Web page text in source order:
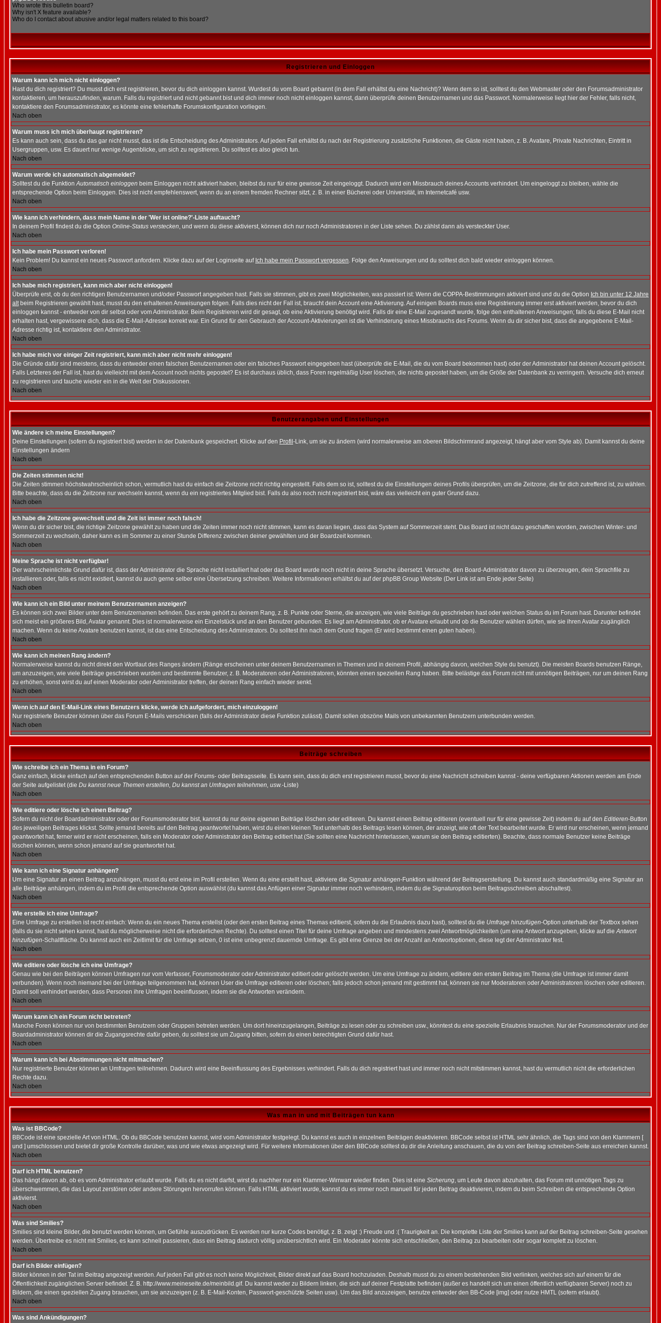
Who wrote this bulletin board?
Why isn't X feature available?
Who do I contact about abusive and/or legal matters related to this board?
Registrieren und Einloggen
Warum kann ich mich nicht einloggen?
Hast du dich registriert? Du musst dich erst registrieren, bevor du dich einloggen kannst. Wurdest du vom Board gebannt (in dem Fall erhältst du eine Nachricht)? Wenn dem so ist, solltest du den Webmaster oder den Forumsadministrator
kontaktieren, um herauszufinden, warum. Falls du registriert und nicht gebannt bist und dich immer noch nicht einloggen kannst, dann überprüfe deinen Benutzernamen und das Passwort. Normalerweise liegt hier der Fehler, falls nicht,
kontaktiere den Forumsadministrator, es könnte eine fehlerhafte Forumskonfiguration vorliegen.
Nach oben
Warum muss ich mich überhaupt registrieren?
Es kann auch sein, dass du das gar nicht musst, das ist die Entscheidung des Administrators. Auf jeden Fall erhältst du nach der Registrierung zusätzliche Funktionen, die Gäste nicht haben, z. B. Avatare, Private Nachrichten, Eintritt in
Usergruppen, usw. Es dauert nur wenige Augenblicke, um sich zu registrieren. Du solltest es also gleich tun.
Nach oben
Warum werde ich automatisch abgemeldet?
Solltest du die FunktionAutomatisch einloggen beim Einloggen nicht aktiviert haben, bleibst du nur für eine gewisse Zeit eingeloggt. Dadurch wird ein Missbrauch deines Accounts verhindert. Um eingeloggt zu bleiben, wähle die
entsprechende Option beim Einloggen. Dies ist nicht empfehlenswert, wenn du an einem fremden Rechner sitzt, z. B. in einer Bücherei oder Universität, im Internetcafé usw.
Nach oben
Wie kann ich verhindern, dass mein Name in der 'Wer ist online?'-Liste auftaucht?
In deinem Profil findest du die Option Online-Status verstecken, und wenn du diese aktivierst, können dich nur noch Administratoren in der Liste sehen. Du zählst dann als versteckter User.
Nach oben
Ich habe mein Passwort verloren!
Kein Problem! Du kannst ein neues Passwort anfordern. Klicke dazu auf der Loginseite auf Ich habe mein Passwort vergessen. Folge den Anweisungen und du solltest dich bald wieder einloggen können.
Nach oben
Ich habe mich registriert, kann mich aber nicht einloggen!
Überprüfe erst, ob du den richtigen Benutzernamen und/oder Passwort angegeben hast. Falls sie stimmen, gibt es zwei Möglichkeiten, was passiert ist: Wenn die COPPA-Bestimmungen aktiviert sind und du die Option Ich bin unter 12 Jahre
altbeim Registrieren gewählt hast, musst du den erhaltenen Anweisungen folgen. Falls dies nicht der Fall ist, braucht dein Account eine Aktivierung. Auf einigen Boards muss eine Registrierung immer erst aktiviert werden, bevor du dich
einloggen kannst - entweder von dir selbst oder vom Administrator. Beim Registrieren wird dir gesagt, ob eine Aktivierung benötigt wird. Falls dir eine E-Mail zugesandt wurde, folge den enthaltenen Anweisungen; falls du diese E-Mail nicht
erhalten hast, vergewissere dich, dass die E-Mail-Adresse korrekt war. Ein Grund für den Gebrauch der Account-Aktivierungen ist die Verhinderung eines Missbrauchs des Forums. Wenn du dir sicher bist, dass die angegebene E-Mail-
Adresse richtig ist, kontaktiere den Administrator.
Nach oben
Ich habe mich vor einiger Zeit registriert, kann mich aber nicht mehr einloggen!
Die Gründe dafür sind meistens, dass du entweder einen falschen Benutzernamen oder ein falsches Passwort eingegeben hast (überprüfe die E-Mail, die du vom Board bekommen hast) oder der Administrator hat deinen Account gelöscht.
Falls Letzteres der Fall ist, hast du vielleicht mit dem Account noch nichts gepostet? Es ist durchaus üblich, dass Foren regelmäßig User löschen, die nichts gepostet haben, um die Größe der Datenbank zu verringern. Versuche dich erneut
zu registrieren und tauche wieder ein in die Welt der Diskussionen.
Nach oben
Benutzerangaben und Einstellungen
Wie ändere ich meine Einstellungen?
Deine Einstellungen (sofern du registriert bist) werden in der Datenbank gespeichert. Klicke auf den Profil -Link, um sie zu ändern (wird normalerweise am oberen Bildschirmrand angezeigt, hängt aber vom Style ab). Damit kannst du deine
Einstellungen ändern
Nach oben
Die Zeiten stimmen nicht!
Die Zeiten stimmen höchstwahrscheinlich schon, vermutlich hast du einfach die Zeitzone nicht richtig eingestellt. Falls dem so ist, solltest du die Einstellungen deines Profils überprüfen, um die Zeitzone, die für dich zutreffend ist, zu wählen.
Bitte beachte, dass du die Zeitzone nur wechseln kannst, wenn du ein registriertes Mitglied bist. Falls du also noch nicht registriert bist, wäre das vielleicht ein guter Grund dazu.
Nach oben
Ich habe die Zeitzone gewechselt und die Zeit ist immer noch falsch!
Wenn du dir sicher bist, die richtige Zeitzone gewählt zu haben und die Zeiten immer noch nicht stimmen, kann es daran liegen, dass das System auf Sommerzeit steht. Das Board ist nicht dazu geschaffen worden, zwischen Winter- und
Sommerzeit zu wechseln, daher kann es im Sommer zu einer Stunde Differenz zwischen deiner gewählten und der Boardzeit kommen.
Nach oben
Meine Sprache ist nicht verfügbar!
Der wahrscheinlichste Grund dafür ist, dass der Administrator die Sprache nicht installiert hat oder das Board wurde noch nicht in deine Sprache übersetzt. Versuche, den Board-Administrator davon zu überzeugen, dein Sprachfile zu
installieren oder, falls es nicht existiert, kannst du auch gerne selber eine Übersetzung schreiben. Weitere Informationen erhältst du auf der phpBB Group Website (Der Link ist am Ende jeder Seite)
Nach oben
Wie kann ich ein Bild unter meinem Benutzernamen anzeigen?
Es können sich zwei Bilder unter dem Benutzernamen befinden. Das erste gehört zu deinem Rang, z. B. Punkte oder Sterne, die anzeigen, wie viele Beiträge du geschrieben hast oder welchen Status du im Forum hast. Darunter befindet
sich meist ein größeres Bild, Avatar genannt. Dies ist normalerweise ein Einzelstück und an den Benutzer gebunden. Es liegt am Administrator, ob er Avatare erlaubt und ob die Benutzer wählen dürfen, wie sie ihren Avatar zugänglich
machen. Wenn du keine Avatare benutzen kannst, ist das eine Entscheidung des Administrators. Du solltest ihn nach dem Grund fragen (Er wird bestimmt einen guten haben).
Nach oben
Wie kann ich meinen Rang ändern?
Normalerweise kannst du nicht direkt den Wortlaut des Ranges ändern (Ränge erscheinen unter deinem Benutzernamen in Themen und in deinem Profil, abhängig davon, welchen Style du benutzt). Die meisten Boards benutzen Ränge,
um anzuzeigen, wie viele Beiträge geschrieben wurden und bestimmte Benutzer, z. B. Moderatoren oder Administratoren, könnten einen speziellen Rang haben. Bitte belästige das Forum nicht mit unnötigen Beiträgen, nur um deinen Rang
zu erhöhen, sonst wirst du auf einen Moderator oder Administrator treffen, der deinen Rang einfach wieder senkt.
Nach oben
Wenn ich auf den E-Mail-Link eines Benutzers klicke, werde ich aufgefordert, mich einzuloggen!
Nur registrierte Benutzer können über das Forum E-Mails verschicken (falls der Administrator diese Funktion zulässt). Damit sollen obszöne Mails von unbekannten Benutzern unterbunden werden.
Nach oben
Beiträge schreiben
Wie schreibe ich ein Thema in ein Forum?
Ganz einfach, klicke einfach auf den entsprechenden Button auf der Forums- oder Beitragsseite. Es kann sein, dass du dich erst registrieren musst, bevor du eine Nachricht schreiben kannst - deine verfügbaren Aktionen werden am Ende
der Seite aufgelistet (die Du kannst neue Themen erstellen, Du kannst an Umfragen teilnehmen, usw.-Liste)
Nach oben
Wie editiere oder lösche ich einen Beitrag?
Sofern du nicht der Boardadministrator oder der Forumsmoderator bist, kannst du nur deine eigenen Beiträge löschen oder editieren. Du kannst einen Beitrag editieren (eventuell nur für eine gewisse Zeit) indem du auf den Editieren-Button
des jeweiligen Beitrages klickst. Sollte jemand bereits auf den Beitrag geantwortet haben, wirst du einen kleinen Text unterhalb des Beitrags lesen können, der anzeigt, wie oft der Text bearbeitet wurde. Er wird nur erscheinen, wenn jemand
geantwortet hat, ferner wird er nicht erscheinen, falls ein Moderator oder Administrator den Beitrag editiert hat (Sie sollten eine Nachricht hinterlassen, warum sie den Beitrag editierten). Beachte, dass normale Benutzer keine Beiträge
löschen können, wenn schon jemand auf sie geantwortet hat.
Nach oben
Wie kann ich eine Signatur anhängen?
Um eine Signatur an einen Beitrag anzuhängen, musst du erst eine im Profil erstellen. Wenn du eine erstellt hast, aktiviere die Signatur anhängen-Funktion während der Beitragserstellung. Du kannst auch standardmäßig eine Signatur an
alle Beiträge anhängen, indem du im Profil die entsprechende Option auswählst (du kannst das Anfügen einer Signatur immer noch verhindern, indem du die Signaturoption beim Beitragsschreiben abschaltest).
Nach oben
Wie erstelle ich eine Umfrage?
Eine Umfrage zu erstellen ist recht einfach: Wenn du ein neues Thema erstellst (oder den ersten Beitrag eines Themas editierst, sofern du die Erlaubnis dazu hast), solltest du die Umfrage hinzufügen-Option unterhalb der Textbox sehen
(falls du sie nicht sehen kannst, hast du möglicherweise nicht die erforderlichen Rechte). Du solltest einen Titel für deine Umfrage angeben und mindestens zwei Antwortmöglichkeiten (um eine Antwort anzugeben, klicke auf dieAntwort
hinzufügen-Schaltfläche. Du kannst auch ein Zeitlimit für die Umfrage setzen, 0 ist eine unbegrenzt dauernde Umfrage. Es gibt eine Grenze bei der Anzahl an Antwortoptionen, diese legt der Administrator fest.
Nach oben
Wie editiere oder lösche ich eine Umfrage?
Genau wie bei den Beiträgen können Umfragen nur vom Verfasser, Forumsmoderator oder Administrator editiert oder gelöscht werden. Um eine Umfrage zu ändern, editiere den ersten Beitrag im Thema (die Umfrage ist immer damit
verbunden). Wenn noch niemand bei der Umfrage teilgenommen hat, können User die Umfrage editieren oder löschen; falls jedoch schon jemand mit gestimmt hat, können sie nur Moderatoren oder Administratoren löschen oder editieren.
Damit soll verhindert werden, dass Personen ihre Umfragen beeinflussen, indem sie die Antworten verändern.
Nach oben
Warum kann ich ein Forum nicht betreten?
Manche Foren können nur von bestimmten Benutzern oder Gruppen betreten werden. Um dort hineinzugelangen, Beiträge zu lesen oder zu schreiben usw., könntest du eine spezielle Erlaubnis brauchen. Nur der Forumsmoderator und der
Boardadministrator können dir die Zugangsrechte dafür geben, du solltest sie um Zugang bitten, sofern du einen berechtigten Grund dafür hast.
Nach oben
Warum kann ich bei Abstimmungen nicht mitmachen?
Nur registrierte Benutzer können an Umfragen teilnehmen. Dadurch wird eine Beeinflussung des Ergebnisses verhindert. Falls du dich registriert hast und immer noch nicht mitstimmen kannst, hast du vermutlich nicht die erforderlichen
Rechte dazu.
Nach oben
Was man in und mit Beiträgen tun kann
Was ist BBCode?
BBCode ist eine spezielle Art von HTML. Ob du BBCode benutzen kannst, wird vom Administrator festgelegt. Du kannst es auch in einzelnen Beiträgen deaktivieren. BBCode selbst ist HTML sehr ähnlich, die Tags sind von den Klammern [
und ] umschlossen und bietet dir große Kontrolle darüber, was und wie etwas angezeigt wird. Für weitere Informationen über den BBCode solltest du dir die Anleitung anschauen, die du von der Beitrag schreiben-Seite aus erreichen kannst.
Nach oben
Darf ich HTML benutzen?
Das hängt davon ab, ob es vom Administrator erlaubt wurde. Falls du es nicht darfst, wirst du nachher nur ein Klammer-Wirrwarr wieder finden. Dies ist eine Sicherung, um Leute davon abzuhalten, das Forum mit unnötigen Tags zu
überschwemmen, die das Layout zerstören oder andere Störungen hervorrufen können. Falls HTML aktiviert wurde, kannst du es immer noch manuell für jeden Beitrag deaktivieren, indem du beim Schreiben die entsprechende Option
aktivierst.
Nach oben
Was sind Smilies?
Smilies sind kleine Bilder, die benutzt werden können, um Gefühle auszudrücken. Es werden nur kurze Codes benötigt, z. B. zeigt :) Freude und :( Traurigkeit an. Die komplette Liste der Smilies kann auf der Beitrag schreiben-Seite gesehen
werden. Übertreibe es nicht mit Smilies, es kann schnell passieren, dass ein Beitrag dadurch völlig unübersichtlich wird. Ein Moderator könnte sich entschließen, den Beitrag zu bearbeiten oder sogar komplett zu löschen.
Nach oben
Darf ich Bilder einfügen?
Bilder können in der Tat im Beitrag angezeigt werden. Auf jeden Fall gibt es noch keine Möglichkeit, Bilder direkt auf das Board hochzuladen. Deshalb musst du zu einem bestehenden Bild verlinken, welches sich auf einem für die
Öffentlichkeit zugänglichen Server befindet. Z. B. http://www.meineseite.de/meinbild.gif. Du kannst weder zu Bildern linken, die sich auf deiner Festplatte befinden (außer es handelt sich um einen öffentlich verfügbaren Server) noch zu
Bildern, die einen speziellen Zugang brauchen, um sie anzuzeigen (z. B. E-Mail-Konten, Passwort-geschützte Seiten usw). Um das Bild anzuzeigen, benutze entweder den BB-Code [img] oder nutze HMTL (sofern erlaubt).
Nach oben
Was sind Ankündigungen?